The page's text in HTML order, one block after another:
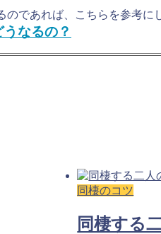
であれば、こちらを参考に
なるの？
同棲のコツ
同棲する